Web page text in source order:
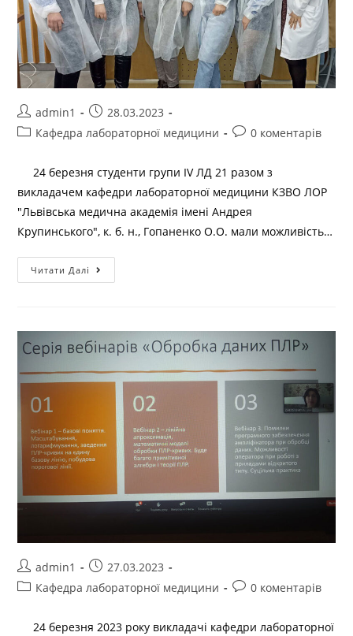
admin1
28.03.2023
Кафедра лабораторної медицини
0 коментарів
24 березня студенти групи IV ЛД 21 разом з
викладачем кафедри лабораторної медицини КЗВО ЛОР
"Львівська медична академія імені Андрея
Крупинського", к. б. н., Гопаненко О.О. мали можливість…
Читати Далі
admin1
27.03.2023
Кафедра лабораторної медицини
0 коментарів
24 березня 2023 року викладачі кафедри лабораторної